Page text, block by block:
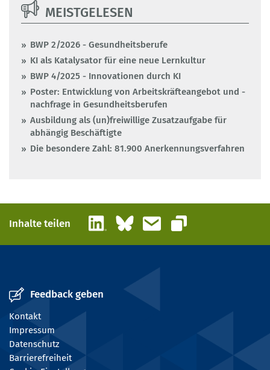
MEISTGELESEN
BWP 2/2026 - Gesundheitsberufe
KI als Katalysator für eine neue Lernkultur
BWP 4/2025 - Innovationen durch KI
Poster: Entwicklung von Arbeitskräfteangebot und -
nachfrage in Gesundheitsberufen
Ausbildung als (un)freiwillige Zusatzaufgabe für
abhängig Beschäftigte
Die besondere Zahl: 81.900 Anerkennungsverfahren
Inhalte teilen LinkedInBlueskyE-Mail
Link kopieren
Feedback geben
Kontakt
Impressum
Datenschutz
Barrierefreiheit